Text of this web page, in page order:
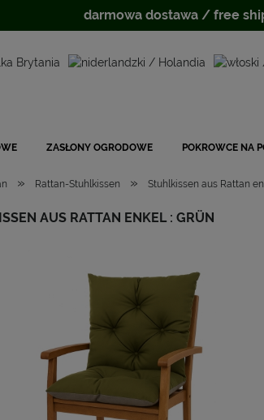
ZASŁONY OGRODOWE POKROWCE NA
» Rattan-Stuhlkissen » Stuhlkissen aus Rattan
AUS RATTAN ENKEL : GRÜN
darmowa dostawa / free